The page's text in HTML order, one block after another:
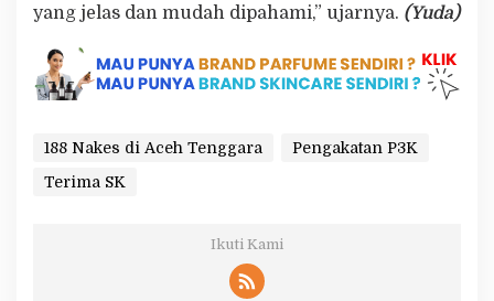
yang jelas dan mudah dipahami,” ujarnya. (Yuda)
188 Nakes di Aceh Tenggara
Pengakatan P3K
Terima SK
Ikuti Kami